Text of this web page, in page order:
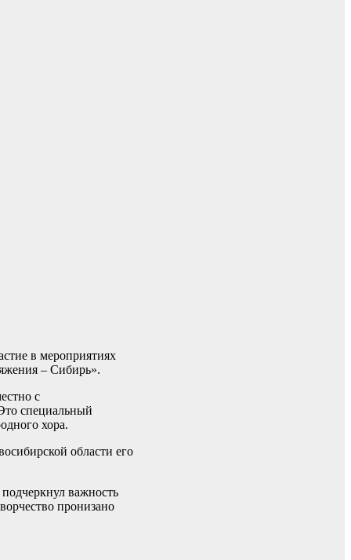
в мероприятиях
– Сибирь».
с
специальный
хора.
области его
важность
пронизано